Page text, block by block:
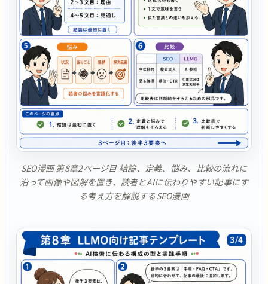
SEO漫画 第8章2ページ目 結論、定義、悩み、比較の流れに
沿って画像や図解を置き、読者とAIに伝わりやすい記事にす
る考え方を解説するSEO漫画